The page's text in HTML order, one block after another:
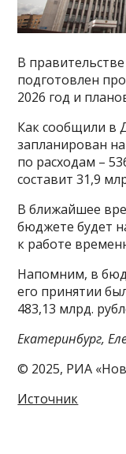
В
подготовлен
2026 год и
Как сообщили в
запланирован
по расходам –
составит 31,9
В ближайшее
бюджете будет
к работе
Напомним, в
его принятии
483,13 млрд.
Екатеринбург,
© 2025, РИА
Источник